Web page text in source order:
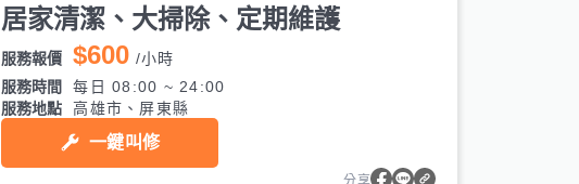
居家清潔、大掃除、定期維護
服務報價 $600 /小時
服務時間
每日 08:00 ~ 24:00
服務地點
高雄市、屏東縣
一鍵叫修
分享